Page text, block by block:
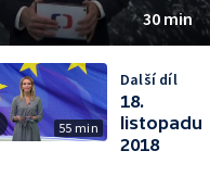
30 min
55 min
Další díl
18.
listopadu
2018